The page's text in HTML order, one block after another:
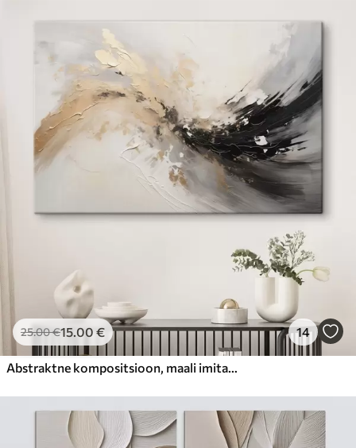
25.00€15.00 € 14
Abstraktne kompositsioon, maali imitatsioon